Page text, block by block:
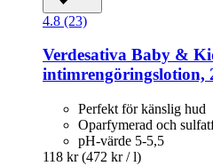
4.8 (23)
Verdesativa Baby &
intimrengöringslotion,
Perfekt för känslig hud
Oparfymerad och
pH-värde 5-5,5
118 kr (472 kr / l)